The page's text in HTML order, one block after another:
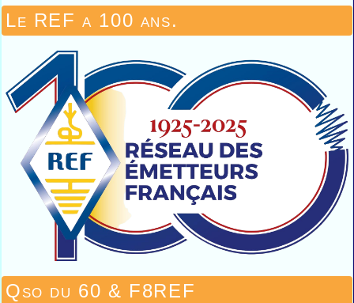
Le REF a 100 ans.
Qso du 60 & F8REF